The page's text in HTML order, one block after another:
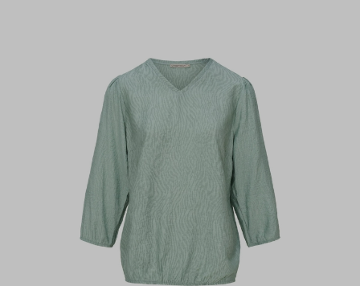
Menger
Mode